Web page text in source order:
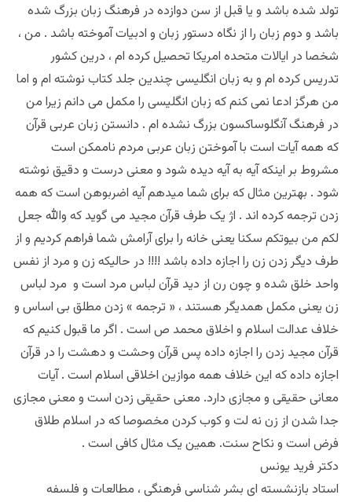
تولد شده باشد و یا قبل از سن دوازده در فرهنگ زبان بزرگ شده
باشد و دوم زبان را از نگاه دستور زبان و ادبیات آموخته باشد . من ،
شخصا در ایالات متحده امریکا تحصیل کرده ام ، درین کشور
تدریس کرده ام و به زبان انگلیسی چندین جلد کتاب نوشته ام و اما
من هرگز ادعا نمی کنم که زبان انگلیسی را مکمل می دانم زیرا من
در فرهنگ آنگلوساکسون بزرگ نشده ام . دانستن زبان عربی قرآن
که همه آیات است با آموختن زبان عربی مردم ناممکن است
مشروط بر اینکه آیه به آیه دیده شود و معنی درست و دقیق نوشته
شود . بهترین مثال که برای شما میدهم آیه اضربوهن است که همه
زدن ترجمه کرده اند . اژ یک طرف قرآن مجید می گوید که والله جعل
لکم من بیوتکم سکنا یعنی خانه را برای آرامش شما فراهم کردیم و از
طرف دیگر زدن زن را اجازه داده باشد !!!! در حالیکه زن و مرد از نفس
واحد خلق شده و چون رن از دید قرآن لباس مرد است و مرد لباس
زن یعنی مکمل همدیگر هستند ، « ترجمه » زدن مطلق بی اساس و
خلاف عدالت اسلام و اخلاق محمد ص است . اگر ما قبول کنیم که
قرآن مجید زدن را اجازه داده پس قرآن وحشت و دهشت را در قرآن
اجازه داده که این خلاف همه موازین اخلاقی اسلام است . آیات
معانی حقیقی و مجازی دارد. معنی حقیقی زدن است و معنی مجازی
جدا شدن از زن نه لت و کوب کردن مخصوصا که در اسلام طلاق
فرض است و نکاح سنت. همین یک مثال کافی است .
دکتر فرید یونس
استاد بازنشسته ای بشر شناسی فرهنگی ، مطالعات و فلسفه